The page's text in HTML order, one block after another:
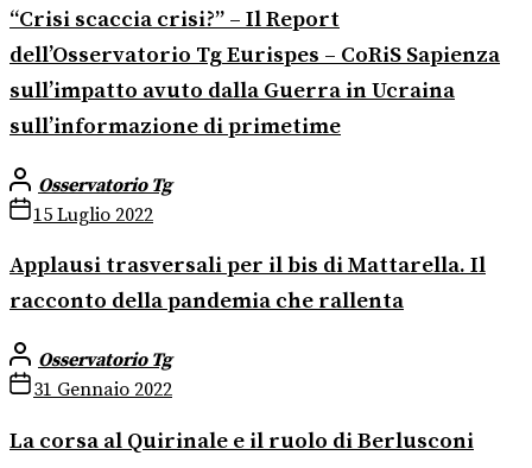
“Crisi scaccia crisi?” – Il Report
dell’Osservatorio Tg Eurispes – CoRiS Sapienza
sull’impatto avuto dalla Guerra in Ucraina
sull’informazione di primetime
Osservatorio Tg
15 Luglio 2022
Applausi trasversali per il bis di Mattarella. Il
racconto della pandemia che rallenta
Osservatorio Tg
31 Gennaio 2022
La corsa al Quirinale e il ruolo di Berlusconi